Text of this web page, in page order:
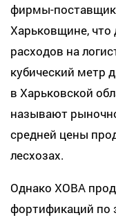
фирмы-
Харьковщине,
расходов на
кубический метр
в Харьковской
называют
средней цены
лесхозах.
Однако ХОВА
фортификаций